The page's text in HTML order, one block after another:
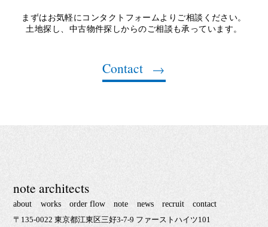
まずはお気軽にコンタクトフォームよりご相談ください。
土地探し、中古物件探しからのご相談も承っています。
Contact
note architects
about works order flow note news recruit contact
〒135-0022 東京都江東区三好3-7-9 ファーストハイツ101